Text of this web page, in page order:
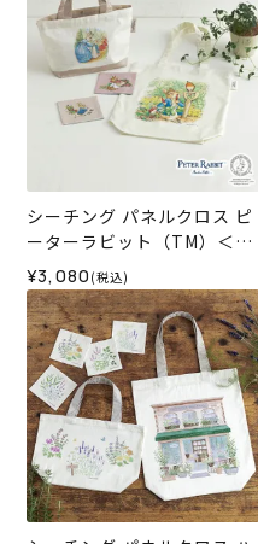
シーチング パネルクロス ピ
ーターラビット（TM）＜01
X2＞生地 ホビーラホビーレ
デザインコレクション
¥3,080 (税込)